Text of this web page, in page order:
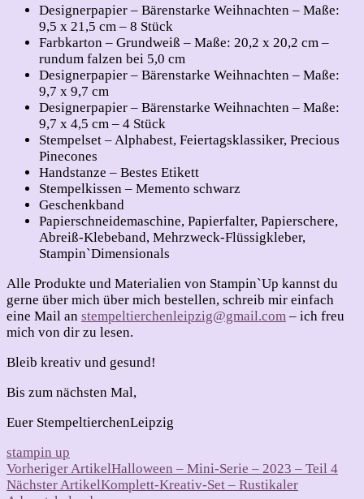
Designerpapier – Bärenstarke Weihnachten – Maße:
9,5 x 21,5 cm – 8 Stück
Farbkarton – Grundweiß – Maße: 20,2 x 20,2 cm –
rundum falzen bei 5,0 cm
Designerpapier – Bärenstarke Weihnachten – Maße:
9,7 x 9,7 cm
Designerpapier – Bärenstarke Weihnachten – Maße:
9,7 x 4,5 cm – 4 Stück
Stempelset – Alphabest, Feiertagsklassiker, Precious
Pinecones
Handstanze – Bestes Etikett
Stempelkissen – Memento schwarz
Geschenkband
Papierschneidemaschine, Papierfalter, Papierschere,
Abreiß-Klebeband, Mehrzweck-Flüssigkleber,
Stampin`Dimensionals
Alle Produkte und Materialien von Stampin`Up kannst du
gerne über mich über mich bestellen, schreib mir einfach
eine Mail an stempeltierchenleipzig@gmail.com – ich freu
mich von dir zu lesen.
Bleib kreativ und gesund!
Bis zum nächsten Mal,
Euer StempeltierchenLeipzig
stampin up
Beitragsnavigation
Vorheriger ArtikelHalloween – Mini-Serie – 2023 – Teil 4
Nächster ArtikelKomplett-Kreativ-Set – Rustikaler